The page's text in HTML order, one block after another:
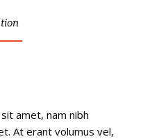
amet, nam nibh
At erant volumus vel,